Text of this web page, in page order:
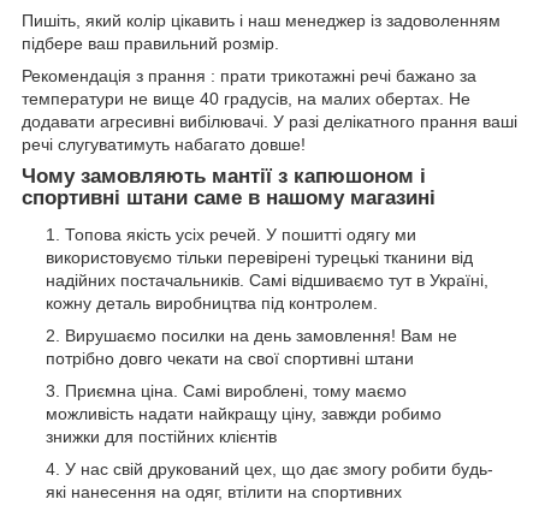
Пишіть, який колір цікавить і наш менеджер із задоволенням
підбере ваш правильний розмір.
Рекомендація з прання : прати трикотажні речі бажано за
температури не вище 40 градусів, на малих обертах. Не
додавати агресивні вибілювачі. У разі делікатного прання ваші
речі слугуватимуть набагато довше!
Чому замовляють мантії з капюшоном і
спортивні штани саме в нашому магазині
Топова якість усіх речей. У пошитті одягу ми
використовуємо тільки перевірені турецькі тканини від
надійних постачальників. Самі відшиваємо тут в Україні,
кожну деталь виробництва під контролем.
Вирушаємо посилки на день замовлення! Вам не
потрібно довго чекати на свої спортивні штани
Приємна ціна. Самі вироблені, тому маємо
можливість надати найкращу ціну, завжди робимо
знижки для постійних клієнтів
У нас свій друкований цех, що дає змогу робити будь-
які нанесення на одяг, втілити на спортивних